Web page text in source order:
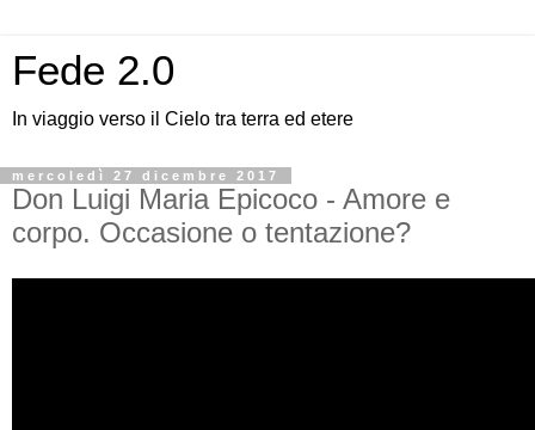
Fede 2.0
In viaggio verso il Cielo tra terra ed etere
mercoledì 27 dicembre 2017
Don Luigi Maria Epicoco - Amore e
corpo. Occasione o tentazione?